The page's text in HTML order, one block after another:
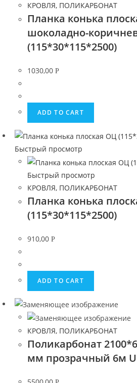
КРОВЛЯ, ПОЛИКАРБОНАТ
Планка конька
шоколадно-
(115*30*115*2500)
1030,00 Р
ADD TO CART
Быстрый просмотр
Быстрый просмотр
КРОВЛЯ, ПОЛИКАРБОНАТ
Планка конька
(115*30*115*2500)
910,00 Р
ADD TO CART
КРОВЛЯ, ПОЛИКАРБОНАТ
Поликарбонат
мм прозрачный 6м